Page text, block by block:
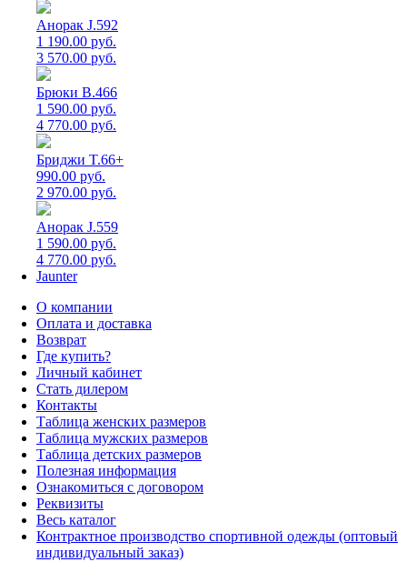
Анорак J.592
1 190.00 руб.
3 570.00 руб.
Брюки B.466
1 590.00 руб.
4 770.00 руб.
Бриджи T.66+
990.00 руб.
2 970.00 руб.
Анорак J.559
1 590.00 руб.
4 770.00 руб.
Jaunter
О компании
Оплата и доставка
Возврат
Где купить?
Личный кабинет
Стать дилером
Контакты
Таблица женских размеров
Таблица мужских размеров
Таблица детских размеров
Полезная информация
Ознакомиться с договором
Реквизиты
Весь каталог
Контрактное производство спортивной одежды (оптовый
индивидуальный заказ)